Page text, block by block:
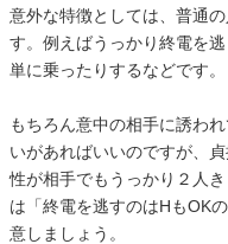
意外な特徴としては、普通
す。例えばうっかり終電を
単に乗ったりするなどです。
もちろん意中の相手に誘わ
いがあればいいのですが、
性が相手でもうっかり２人
は「終電を逃すのはHもOK
意しましょう。